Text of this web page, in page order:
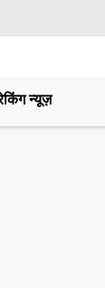
न्यूज़